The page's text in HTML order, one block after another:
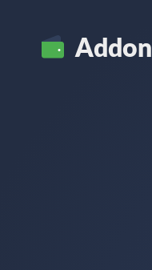
Addon